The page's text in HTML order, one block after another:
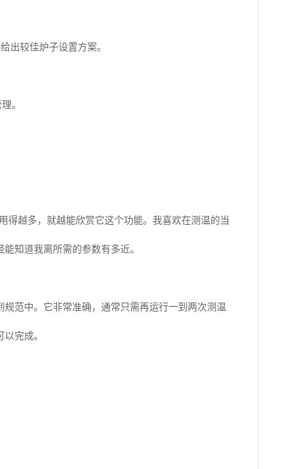
出较佳炉子设置方案。
。
得越多，就越能欣赏它这个功能。我喜欢在测温的当
知道我离所需的参数有多近。
范中。它非常准确，通常只需再运行一到两次测温
完成。